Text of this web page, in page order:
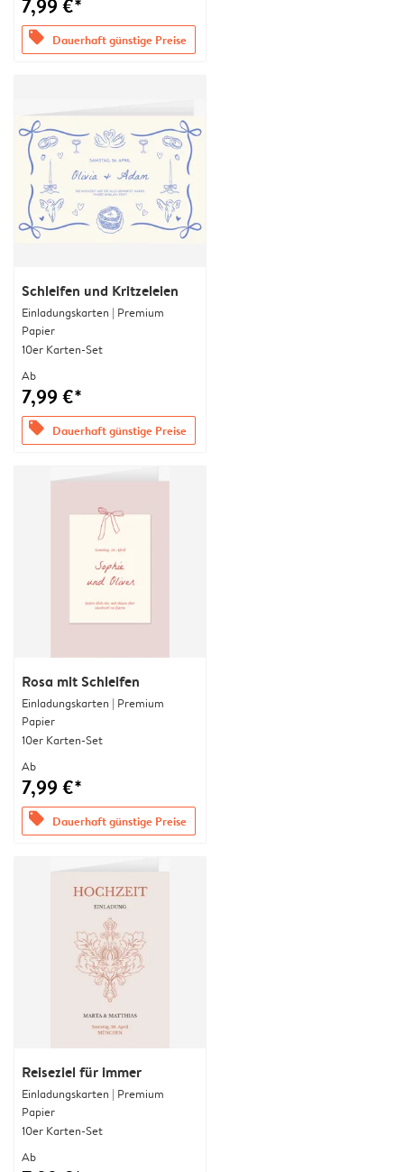
7,99 €*
offers Dauerhaft günstige Preise
Schleifen und Kritzeleien
Einladungskarten | Premium
Papier
10er Karten-Set
Ab
7,99 €*
offers Dauerhaft günstige Preise
Rosa mit Schleifen
Einladungskarten | Premium
Papier
10er Karten-Set
Ab
7,99 €*
offers Dauerhaft günstige Preise
Reiseziel für immer
Einladungskarten | Premium
Papier
10er Karten-Set
Ab